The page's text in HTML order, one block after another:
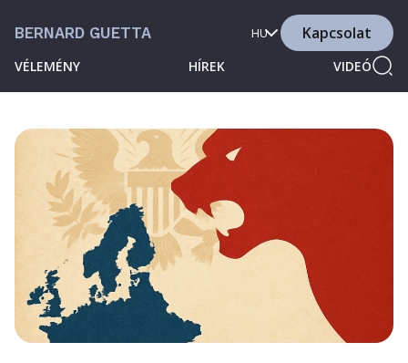
BERNARD GUETTA
VÉLEMÉNY HÍREK VIDEÓ
HU Kapcsolat